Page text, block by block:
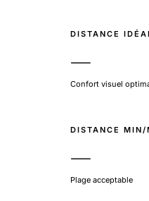
DISTANCE
—
Confort visuel
DISTANCE MIN/
—
Plage acceptable